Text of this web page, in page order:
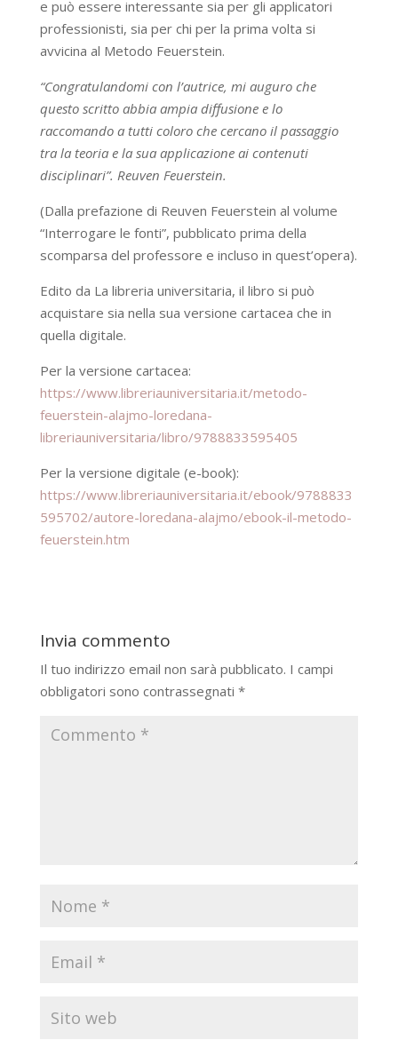
e può essere interessante sia per gli applicatori
professionisti, sia per chi per la prima volta si
avvicina al Metodo Feuerstein.
“Congratulandomi con l’autrice, mi auguro che
questo scritto abbia ampia diffusione e lo
raccomando a tutti coloro che cercano il passaggio
tra la teoria e la sua applicazione ai contenuti
disciplinari”. Reuven Feuerstein.
(Dalla prefazione di Reuven Feuerstein al volume
“Interrogare le fonti”, pubblicato prima della
scomparsa del professore e incluso in quest’opera).
Edito da La libreria universitaria, il libro si può
acquistare sia nella sua versione cartacea che in
quella digitale.
Per la versione cartacea:
https://www.libreriauniversitaria.it/metodo-
feuerstein-alajmo-loredana-
libreriauniversitaria/libro/9788833595405
Per la versione digitale (e-book):
https://www.libreriauniversitaria.it/ebook/9788833
595702/autore-loredana-alajmo/ebook-il-metodo-
feuerstein.htm
Invia commento
Il tuo indirizzo email non sarà pubblicato. I campi
obbligatori sono contrassegnati *